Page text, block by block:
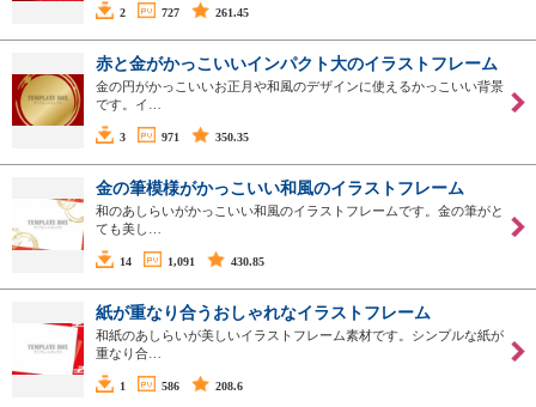
2 727 261.45
赤と金がかっこいいインパクト大のイラストフレーム
金の円がかっこいいお正月や和風のデザインに使えるかっこいい背景
です。イ…
3 971 350.35
金の筆模様がかっこいい和風のイラストフレーム
和のあしらいがかっこいい和風のイラストフレームです。金の筆がと
ても美し…
14 1,091 430.85
紙が重なり合うおしゃれなイラストフレーム
和紙のあしらいが美しいイラストフレーム素材です。シンプルな紙が
重なり合…
1 586 208.6